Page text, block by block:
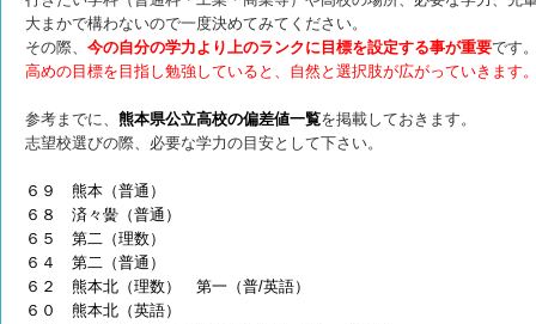
大まかで構わないので一度決めてみてください。
その際、 今の自分の学力より上のランクに目標を設定する事が重要です
高めの目標を目指し勉強していると、自然と選択肢が広がっていきます
参考までに、 熊本県公立高校の偏差値一覧を掲載しておきます。
志望校選びの際、必要な学力の目安として下さい。
６９ 熊本（普通）
６８ 済々黌（普通）
６５ 第二（理数）
６４ 第二（普通）
６２ 熊本北（理数） 第一（普/英語）
６０ 熊本北（英語）